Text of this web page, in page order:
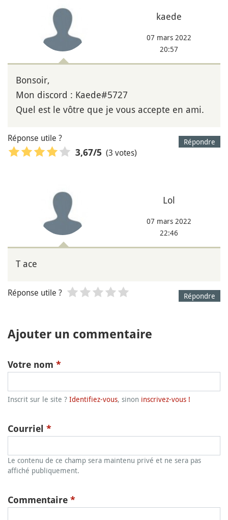
kaede
07 mars 2022
20:57
Bonsoir,
Mon discord : Kaede#5727
Quel est le vôtre que je vous accepte en ami.
Répondre
Réponse utile ?
3,67/5 (3 votes)
Lol
07 mars 2022
22:46
T ace
Répondre
Réponse utile ?
Ajouter un commentaire
Votre nom *
Inscrit sur le site ? Identifiez-vous, sinon inscrivez-vous !
Courriel *
Le contenu de ce champ sera maintenu privé et ne sera pas
affiché publiquement.
Commentaire *